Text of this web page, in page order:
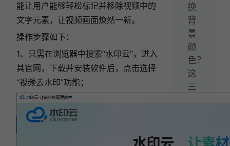
能让用户能够轻松标记并移除视频中的
文字元素，让视频画面焕然一新。
操作步骤如下：
1、只需在浏览器中搜索“水印云”，进入
其官网，下载并安装软件后，点击选择
“视频去水印”功能；
换
背
景
颜
色？
这
三
教